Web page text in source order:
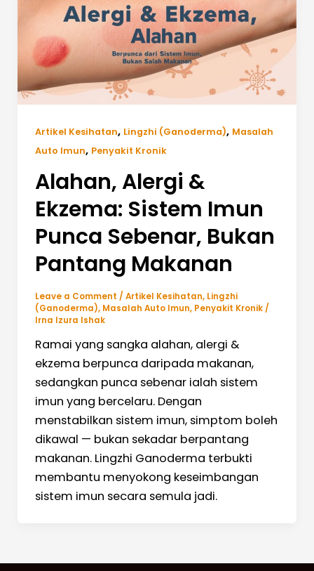
Artikel Kesihatan, Lingzhi (Ganoderma), Masalah
Auto Imun, Penyakit Kronik
Alahan, Alergi &
Ekzema: Sistem Imun
Punca Sebenar, Bukan
Pantang Makanan
Leave a Comment / Artikel Kesihatan, Lingzhi
(Ganoderma), Masalah Auto Imun, Penyakit Kronik/
Irna Izura Ishak
Ramai yang sangka alahan, alergi &
ekzema berpunca daripada makanan,
sedangkan punca sebenar ialah sistem
imun yang bercelaru. Dengan
menstabilkan sistem imun, simptom boleh
dikawal — bukan sekadar berpantang
makanan. Lingzhi Ganoderma terbukti
membantu menyokong keseimbangan
sistem imun secara semula jadi.